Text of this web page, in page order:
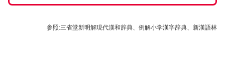
参照:三省堂新明解現代漢和辞典、例解小学漢字辞典、新漢語林